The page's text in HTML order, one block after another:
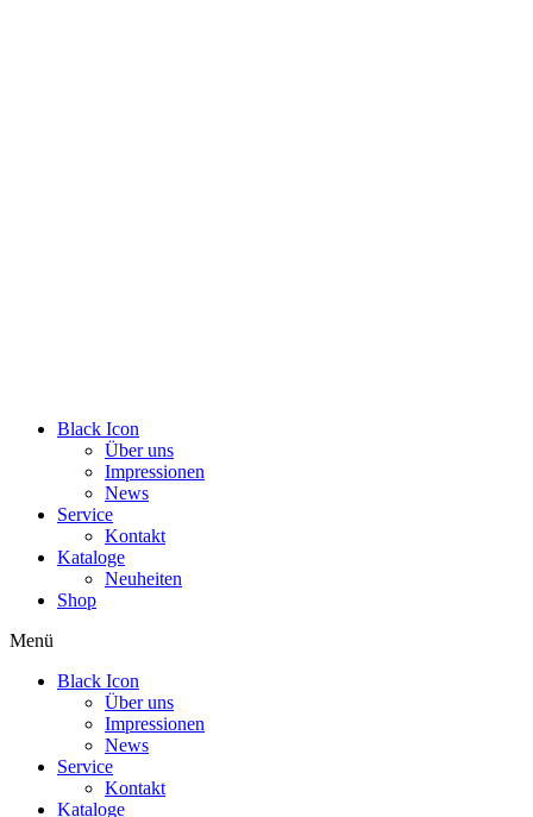
Black Icon
Über uns
Impressionen
News
Service
Kontakt
Kataloge
Neuheiten
Shop
Menü
Black Icon
Über uns
Impressionen
News
Service
Kontakt
Kataloge